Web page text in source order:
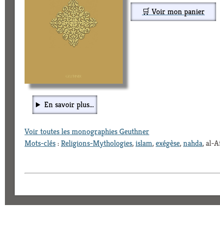
🛒 Voir mon panier
En savoir plus...
Voir toutes les monographies Geuthner
Mots-clés:Religions-Mythologies,islam,exégèse,nahda, al-